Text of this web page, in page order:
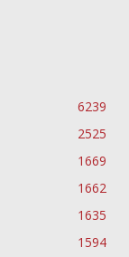
6239
2525
1669
1662
1635
1594